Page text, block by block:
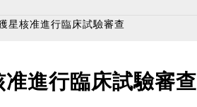
星核准進行臨床試驗審查
進行臨床試驗審查